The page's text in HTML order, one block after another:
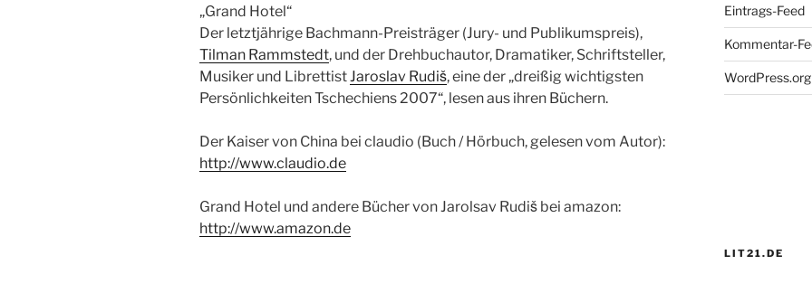
„Grand Hotel“
Der letztjährige Bachmann-Preisträger (Jury- und Publikumspreis),
Tilman Rammstedt, und der Drehbuchautor, Dramatiker, Schriftsteller,
Musiker und LibrettistJaroslav Rudiš, eine der „dreißig wichtigsten
Persönlichkeiten Tschechiens 2007“, lesen aus ihren Büchern.
Der Kaiser von China bei claudio (Buch / Hörbuch, gelesen vom Autor):
http://www.claudio.de
Grand Hotel und andere Bücher von Jarolsav Rudiš bei amazon:
http://www.amazon.de
Eintrags-Feed
Kommentar-
WordPress.org
LIT21.DE